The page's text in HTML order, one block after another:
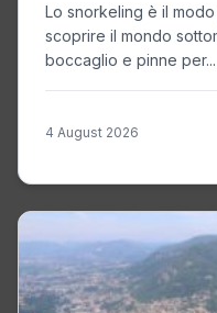
Lo snorkeling è il
scoprire il mondo
boccaglio e pinne per...
4 August 2026